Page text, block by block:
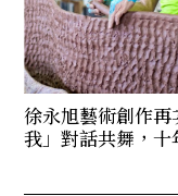
徐永旭藝術創作
我」對話共舞，